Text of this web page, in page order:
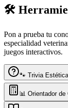
🛠️
Pon a prueba tu
especialidad
juegos interactivos.
🐾 Trivia
📊 Orientador de